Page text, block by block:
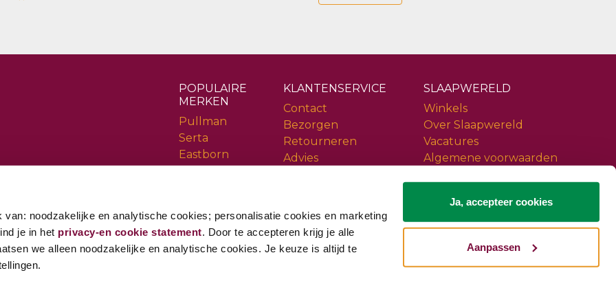
van: noodzakelijke en analytische cookies; personalisatie cookies en marketing
je in het privacy-en cookie statement. Door te accepteren krijg je alle
we alleen noodzakelijke en analytische cookies. Je keuze is altijd te
Ja, accepteer cookies
Aanpassen
POPULAIRE
MERKEN
Pullman
Serta
Eastborn
KLANTENSERVICE
Contact
Bezorgen
Retourneren
Advies
SLAAPWERELD
Winkels
Over Slaapwereld
Vacatures
Algemene voorwaarden